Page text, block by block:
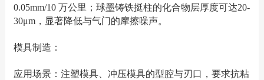
0.05mm/10 万公里；球墨铸铁挺柱的化合物层厚度可达20-
30μm，显著降低与气门的摩擦噪声。
模具制造：
应用场景：注塑模具、冲压模具的型腔与刃口，要求抗粘